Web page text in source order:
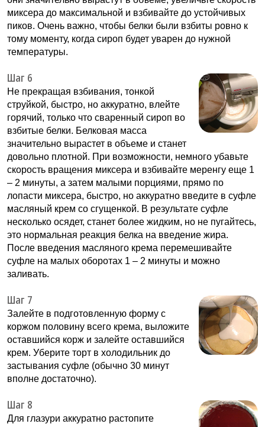
миксера до максимальной и взбивайте до устойчивых
пиков. Очень важно, чтобы белки были взбиты ровно к
тому моменту, когда сироп будет уварен до нужной
температуры.
Шаг 6
Не прекращая взбивания, тонкой
струйкой, быстро, но аккуратно, влейте
горячий, только что сваренный сироп во
взбитые белки. Белковая масса
значительно вырастет в объеме и станет
довольно плотной. При возможности, немного убавьте
скорость вращения миксера и взбивайте меренгу еще 1
– 2 минуты, а затем малыми порциями, прямо по
лопасти миксера, быстро, но аккуратно введите в суфле
масляный крем со сгущенкой. В результате суфле
несколько осядет, станет более жидким, но не пугайтесь,
это нормальная реакция белка на введение жира.
После введения масляного крема перемешивайте
суфле на малых оборотах 1 – 2 минуты и можно
заливать.
Шаг 7
Залейте в подготовленную форму с
коржом половину всего крема, выложите
оставшийся корж и залейте оставшийся
крем. Уберите торт в холодильник до
застывания суфле (обычно 30 минут
вполне достаточно).
Шаг 8
Для глазури аккуратно растопите